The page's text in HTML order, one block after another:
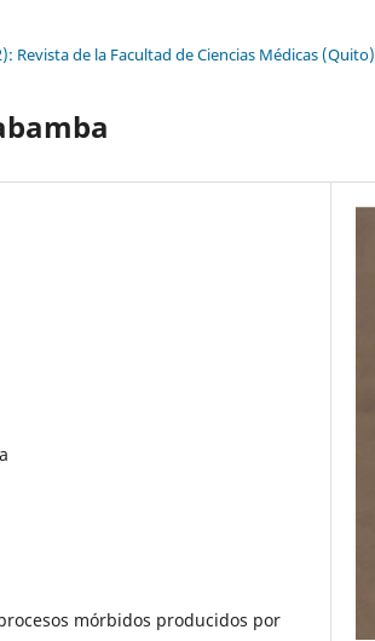
Revista de la Facultad de Ciencias Médicas (Quito)
mórbidos producidos por